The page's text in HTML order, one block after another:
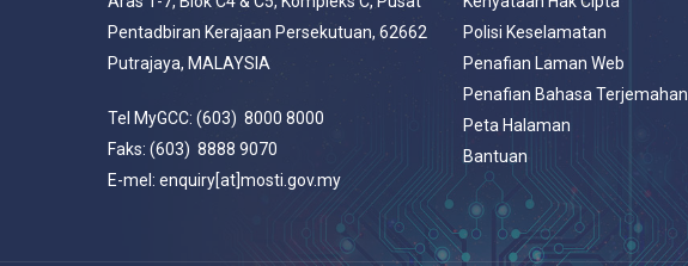
Pentadbiran Kerajaan Persekutuan, 62662
Putrajaya, MALAYSIA
Tel MyGCC: (603) 8000 8000
Faks: (603) 8888 9070
E-mel: enquiry[at]mosti.gov.my
Polisi Keselamatan
Penafian Laman Web
Penafian Bahasa Terjemahan
Peta Halaman
Bantuan